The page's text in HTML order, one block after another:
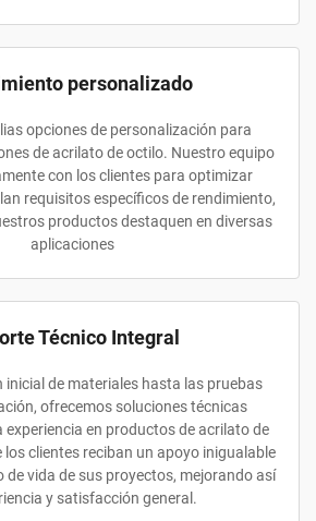
personalizado
opciones de personalización para
de acrilato de octilo. Nuestro equipo
con los clientes para optimizar
requisitos específicos de rendimiento,
productos destaquen en diversas
aplicaciones
Técnico Integral
inicial de materiales hasta las pruebas
ofrecemos soluciones técnicas
experiencia en productos de acrilato de
clientes reciban un apoyo inigualable
de vida de sus proyectos, mejorando así
y satisfacción general.